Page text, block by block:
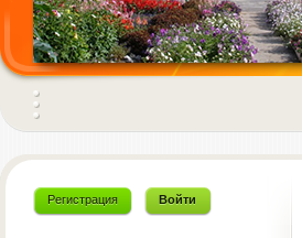
Регистрация Войти